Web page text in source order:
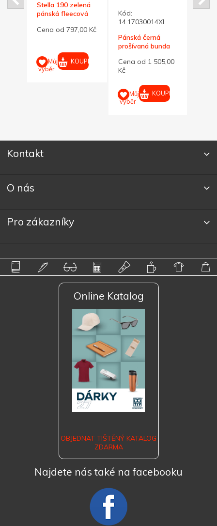
Stella 190 zelená
pánská fleecová
Cena od 797,00 Kč
Můj
výběr
KOUPIT
Kód:
14.17030014XL
Pánská černá
prošívaná bunda
Cena od 1 505,00
Kč
Můj
výběr
KOUPIT
Kontakt
O nás
Pro zákazníky
Online Katalog
OBJEDNAT TIŠTĚNÝ KATALOG
ZDARMA
Najdete nás také na facebooku